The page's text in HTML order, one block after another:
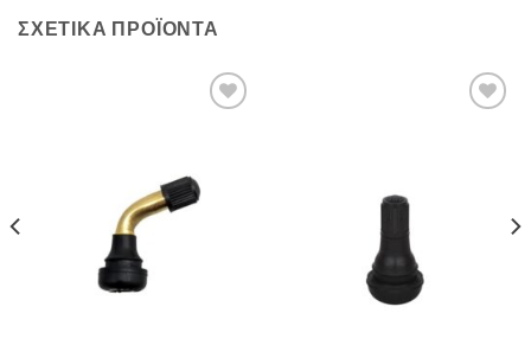
ΣΧΕΤΙΚΆ ΠΡΟΪΌΝΤΑ
στην λίστα
επιθυμιών